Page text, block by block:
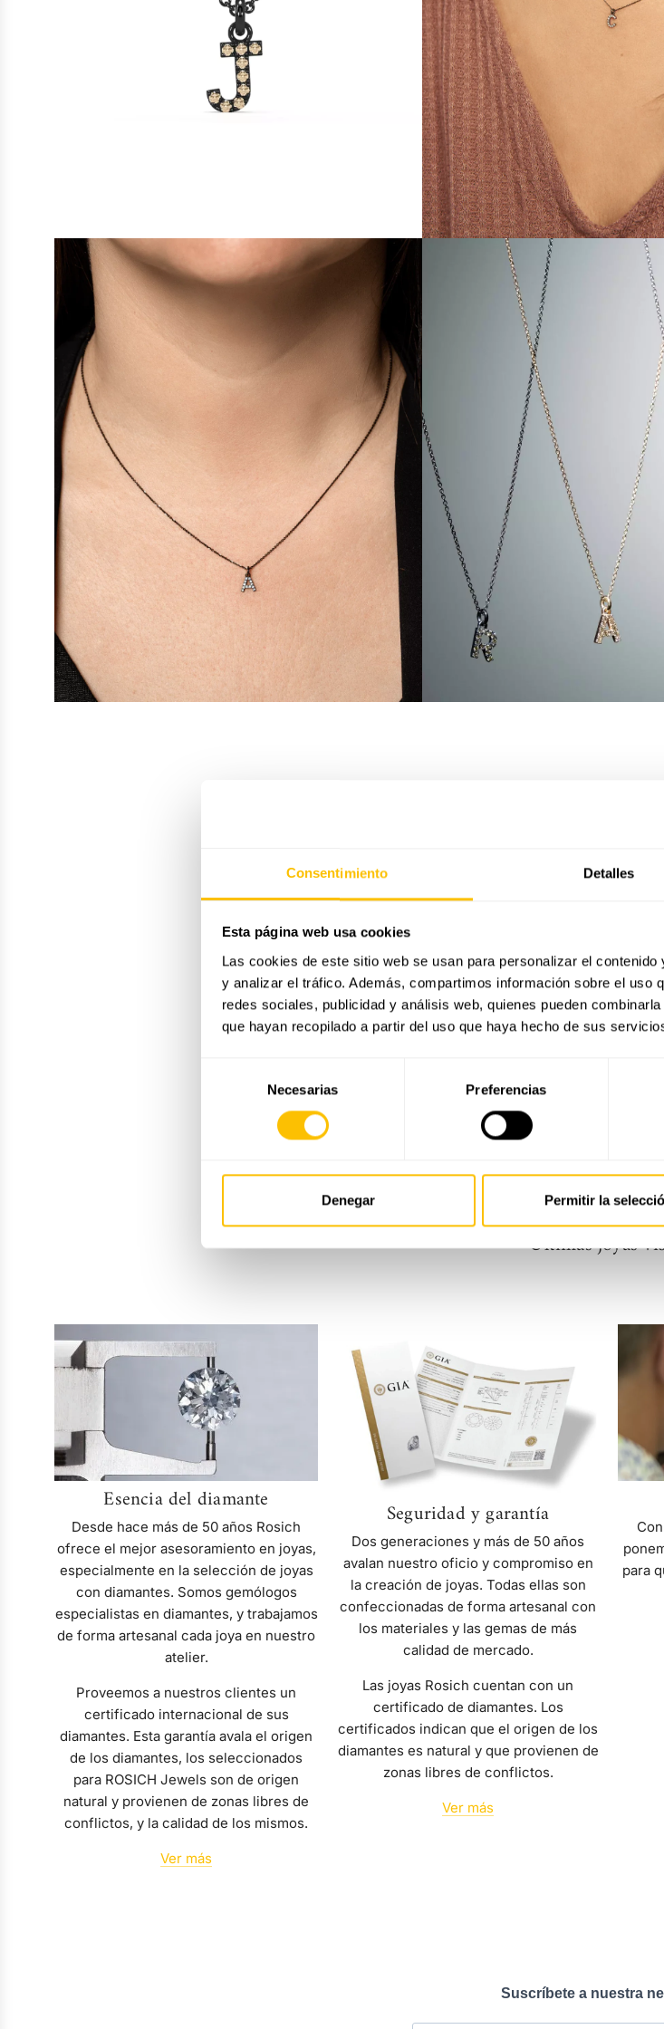
Consentimiento Detalles
Esta página web usa cookies
Las cookies de este sitio web se usan para personalizar el
y analizar el tráfico. Además, compartimos información sobre el uso
redes sociales, publicidad y análisis web, quienes pueden
que hayan recopilado a partir del uso que haya hecho de sus
consentimiento
Necesarias Preferencias
Denegar Permitir la
También te puede
Últimas joyas
del
diamante
Esencia del diamante
Desde hace más de 50 años Rosich
ofrece el mejor asesoramiento en joyas,
especialmente en la selección de joyas
con diamantes. Somos gemólogos
especialistas en diamantes, y trabajamos
de forma artesanal cada joya en nuestro
atelier.
Proveemos a nuestros clientes un
certificado internacional de sus
diamantes. Esta garantía avala el origen
de los diamantes, los seleccionados
para ROSICH Jewels son de origen
natural y provienen de zonas libres de
conflictos, y la calidad de los mismos.
Ver más
garantía
Seguridad y garantía
Dos generaciones y más de 50 años
avalan nuestro oficio y compromiso en
la creación de joyas. Todas ellas son
confeccionadas de forma artesanal con
los materiales y las gemas de más
calidad de mercado.
Las joyas Rosich cuentan con un
certificado de diamantes. Los
certificados indican que el origen de los
diamantes es natural y que provienen de
zonas libres de conflictos.
Ver más
para